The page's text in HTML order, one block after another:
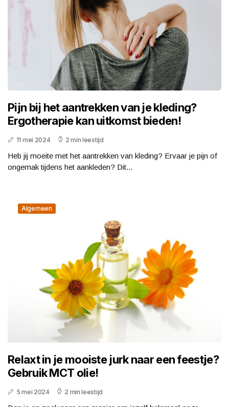
Pijn bij het aantrekken van je kleding?
Ergotherapie kan uitkomst bieden!
11 mei 2024 2 min leestijd
Heb jij moeite met het aantrekken van kleding? Ervaar je pijn of
ongemak tijdens het aankleden? Dit...
Algemeen
Relaxt in je mooiste jurk naar een feestje?
Gebruik MCT olie!
5 mei 2024 2 min leestijd